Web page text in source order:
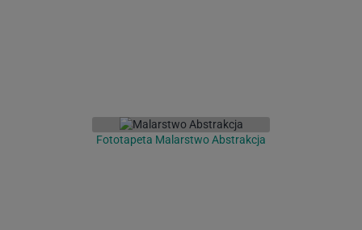
Fototapeta Malarstwo Abstrakcja